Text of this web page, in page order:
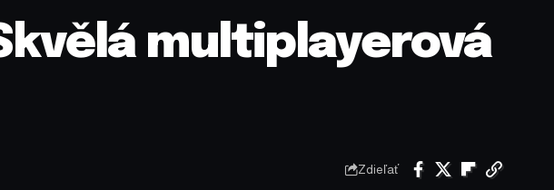
multiplayerová
Zdieľať